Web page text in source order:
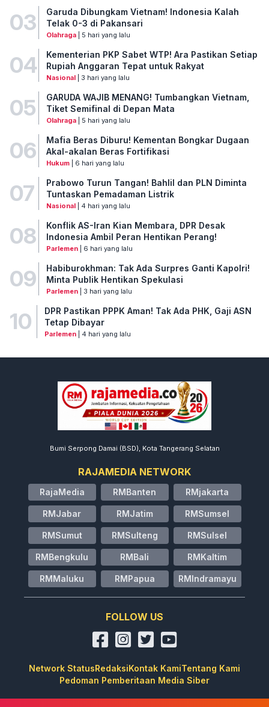
03
Garuda Dibungkam Vietnam! Indonesia Kalah
Telak 0-3 di Pakansari
Olahraga| 5 hari yang lalu
04
Kementerian PKP Sabet WTP! Ara Pastikan Setiap
Rupiah Anggaran Tepat untuk Rakyat
Nasional| 3 hari yang lalu
05
GARUDA WAJIB MENANG! Tumbangkan Vietnam,
Tiket Semifinal di Depan Mata
Olahraga| 5 hari yang lalu
06
Mafia Beras Diburu! Kementan Bongkar Dugaan
Akal-akalan Beras Fortifikasi
Hukum| 6 hari yang lalu
07
Prabowo Turun Tangan! Bahlil dan PLN Diminta
Tuntaskan Pemadaman Listrik
Nasional| 4 hari yang lalu
08
Konflik AS-Iran Kian Membara, DPR Desak
Indonesia Ambil Peran Hentikan Perang!
Parlemen| 6 hari yang lalu
09
Habiburokhman: Tak Ada Surpres Ganti Kapolri!
Minta Publik Hentikan Spekulasi
Parlemen| 3 hari yang lalu
10
DPR Pastikan PPPK Aman! Tak Ada PHK, Gaji ASN
Tetap Dibayar
Parlemen| 4 hari yang lalu
Bumi Serpong Damai (BSD), Kota Tangerang Selatan
RAJAMEDIA NETWORK
RajaMedia RMBanten RMjakarta
RMJabar RMJatim RMSumsel
RMSumut RMSulteng RMSulsel
RMBengkulu RMBali RMKaltim
RMMaluku RMPapua RMIndramayu
FOLLOW US
Network StatusRedaksiKontak KamiTentang Kami
Pedoman Pemberitaan Media Siber